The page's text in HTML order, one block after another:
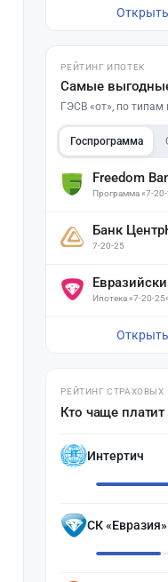
РЕЙТИНГ ИПОТЕК
Самые
ГЭСВ «от», по
Госпрограмма
Freedom
Программа «7-20-
Банк
7-20-25
Ипотека «7-20-25»
РЕЙТИНГ СТРАХОВЫХ
Кто чаще платит
Интертич
СК «Евразия»